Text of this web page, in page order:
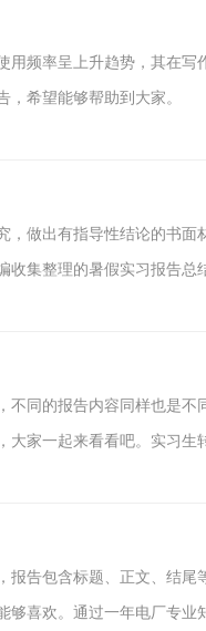
用频率呈上升趋势，其在
告，希望能够帮助到大家
收获，这次实习使我受益
，做出有指导性结论的书
收集整理的暑假实习报告总
不同的报告内容同样也是
大家一起来看看吧。实习生
报告包含标题、正文、结
够喜欢。通过一年电厂专业